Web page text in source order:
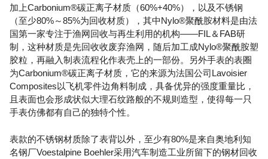
加上Carbonium®碳正离子材质（60%+40%），以及不锈钢
（至少80%～85%为回收材质），其中Nylo®聚酰胺材料是由法
国第一家专注于渔网回收与再生利用的机构——FIL＆FAB研
制，这种材质是先回收收废弃渔网，随后加工成Nylo®聚酰胺塑
胶粒，再融入制表流程化作表壳上的一部份。另外手表的表圈
为Carbonium®碳正离子材质，它的来源为法国公司Lavoisier
Composites以飞机零件边角料制成，具备优异的强度重量比，
且表面也会形成状似大理石纹路般的不规则造型，使得每一只
手表仿佛都有自己的独特个性。
表款的不锈钢材质除了表背以外，至少有80%是来自奥地利知
名钢厂Voestalpine Boehler采用汽车制造工业所留下的钢材回收